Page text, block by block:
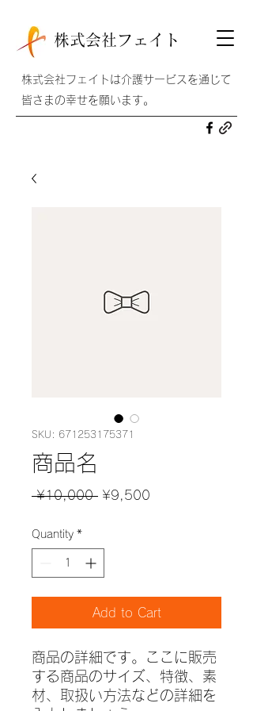
株式会社フェイト
株式会社フェイトは介護サービスを通じて
皆さまの幸せを願います。
SKU: 671253175371
商品名
¥10,000 Regular
¥9,500
Quantity *
Add to Cart
商品の詳細です。ここに販売
する商品のサイズ、特徴、素
材、取扱い方法などの詳細を